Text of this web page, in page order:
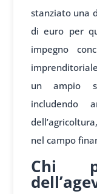
stanziato una
di euro per
impegno
un ampio
includendo
nel campo
Chi